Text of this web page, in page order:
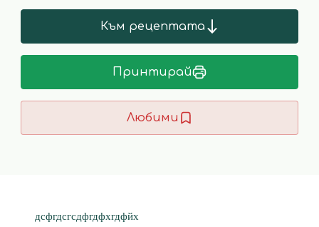
Към рецептата
Принтирай
Любими
дсфгдсгсдфгдфхгдфйх